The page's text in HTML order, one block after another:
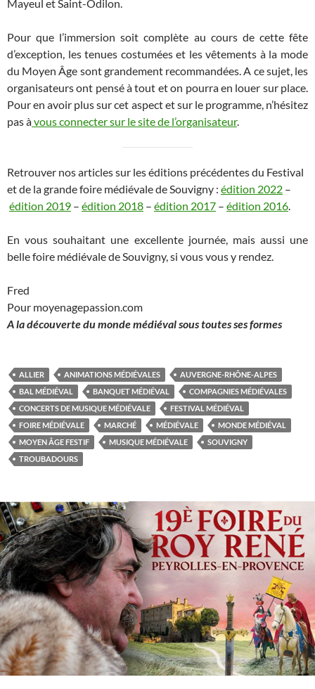
Mayeul et Saint-Odilon.
Pour que l’immersion soit complète au cours de cette fête
d’exception, les tenues costumées et les vêtements à la mode
du Moyen Âge sont grandement recommandées. A ce sujet, les
organisateurs ont pensé à tout et on pourra en louer sur place.
Pour en avoir plus sur cet aspect et sur le programme, n’hésitez
pas àvous connecter sur le site de l’organisateur.
Retrouver nos articles sur les éditions précédentes du Festival
et de la grande foire médiévale de Souvigny : édition 2022 –
édition 2019 – édition 2018 – édition 2017 – édition 2016.
En vous souhaitant une excellente journée, mais aussi une
belle foire médiévale de Souvigny, si vous vous y rendez.
Fred
Pour moyenagepassion.com
A la découverte du monde médiéval sous toutes ses formes
ALLIER ANIMATIONS MÉDIÉVALES
AUVERGNE-RHÔNE-ALPES
BAL MÉDIÉVAL
BANQUET MÉDIÉVAL
COMPAGNIES MÉDIÉVALES
CONCERTS DE MUSIQUE MÉDIÉVALE
FESTIVAL MÉDIÉVAL
FOIRE MÉDIÉVALE
MARCHÉ MÉDIÉVALE
MONDE MÉDIÉVAL
MOYEN ÂGE FESTIF
MUSIQUE MÉDIÉVALE
SOUVIGNY
TROUBADOURS